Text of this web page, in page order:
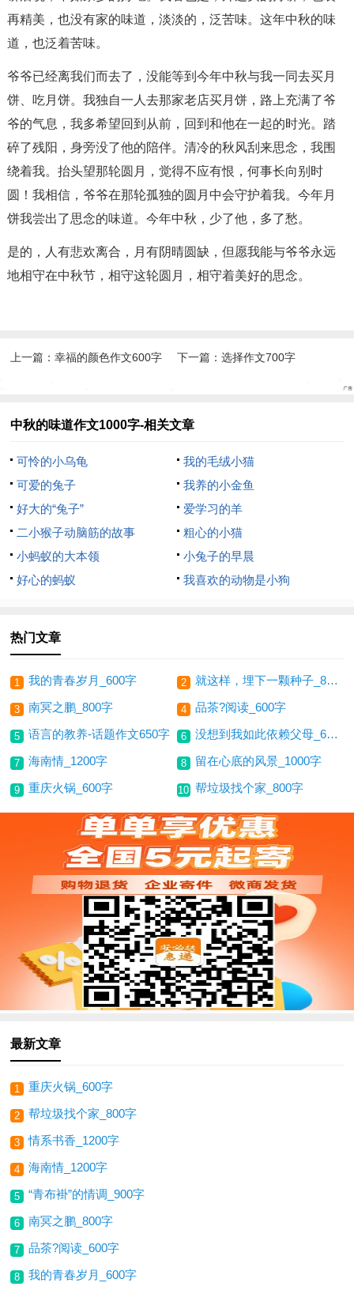
再精美，也没有家的味道，淡淡的，泛苦味。这年中秋的味
道，也泛着苦味。
爷爷已经离我们而去了，没能等到今年中秋与我一同去买月
饼、吃月饼。我独自一人去那家老店买月饼，路上充满了爷
爷的气息，我多希望回到从前，回到和他在一起的时光。踏
碎了残阳，身旁没了他的陪伴。清冷的秋风刮来思念，我围
绕着我。抬头望那轮圆月，觉得不应有恨，何事长向别时
圆！我相信，爷爷在那轮孤独的圆月中会守护着我。今年月
饼我尝出了思念的味道。今年中秋，少了他，多了愁。
是的，人有悲欢离合，月有阴晴圆缺，但愿我能与爷爷永远
地相守在中秋节，相守这轮圆月，相守着美好的思念。
上一篇：幸福的颜色作文600字 下一篇： 选择作文700字
中秋的味道作文1000字-相关文章
可怜的小乌龟
我的毛绒小猫
可爱的兔子
我养的小金鱼
好大的“兔子”
爱学习的羊
二小猴子动脑筋的故事
粗心的小猫
小蚂蚁的大本领
小兔子的早晨
好心的蚂蚁
我喜欢的动物是小狗
热门文章
1 我的青春岁月_600字 2 就这样，埋下一颗种子_800字
3 南冥之鹏_800字 4 品茶?阅读_600字
5 语言的教养-话题作文650字 6 没想到我如此依赖父母_650字
7 海南情_1200字 8 留在心底的风景_1000字
9 重庆火锅_600字 10 帮垃圾找个家_800字
最新文章
1 重庆火锅_600字
2 帮垃圾找个家_800字
3 情系书香_1200字
4 海南情_1200字
5 “青布褂”的情调_900字
6 南冥之鹏_800字
7 品茶?阅读_600字
8 我的青春岁月_600字